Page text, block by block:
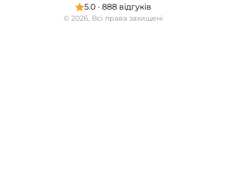
© 2026, Всі права захищені
5.0 · 888 відгуків